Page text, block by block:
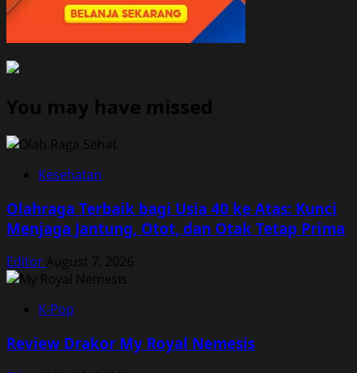
You may have missed
Kesehatan
Olahraga Terbaik bagi Usia 40 ke Atas: Kunci
Menjaga Jantung, Otot, dan Otak Tetap Prima
Editor August 7, 2026
K-Pop
Review Drakor My Royal Nemesis